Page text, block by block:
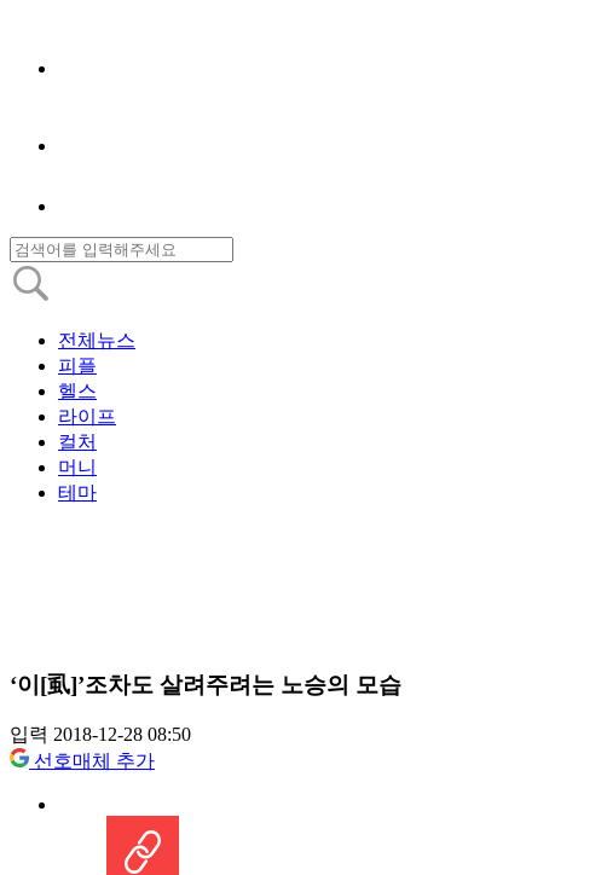
전체뉴스
피플
헬스
라이프
컬처
머니
테마
‘이[虱]’조차도 살려주려는 노승의 모습
입력 2018-12-28 08:50
선호매체 추가